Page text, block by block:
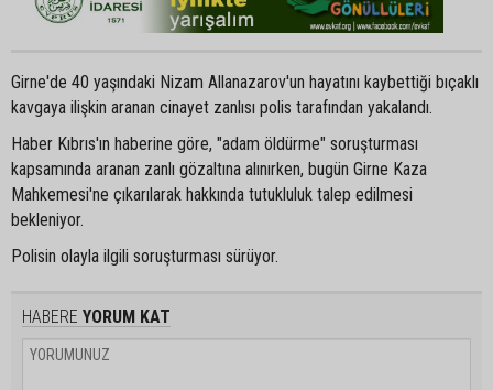
Girne'de 40 yaşındaki Nizam Allanazarov'un hayatını kaybettiği bıçaklı
kavgaya ilişkin aranan cinayet zanlısı polis tarafından yakalandı.
Haber Kıbrıs'ın haberine göre, "adam öldürme" soruşturması
kapsamında aranan zanlı gözaltına alınırken, bugün Girne Kaza
Mahkemesi'ne çıkarılarak hakkında tutukluluk talep edilmesi
bekleniyor.
Polisin olayla ilgili soruşturması sürüyor.
HABERE YORUM KAT